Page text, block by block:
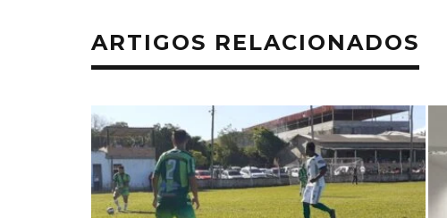
ARTIGOS RELACIONADOS